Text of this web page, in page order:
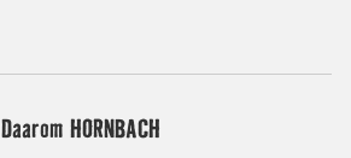
Daarom HORNBACH